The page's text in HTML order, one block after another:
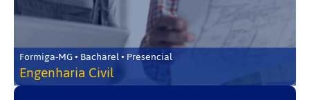
Formiga-MG • Bacharel • Presencial
Engenharia Civil